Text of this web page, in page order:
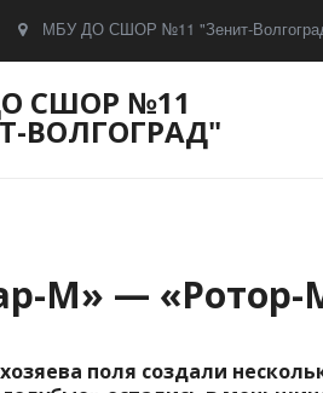
МБУ ДО СШОР №11 "Зенит-
СШОР №11
ВОЛГОГРАД"
М» —
поля создали